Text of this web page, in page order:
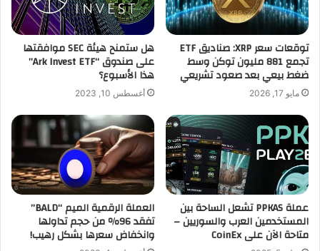
توقعات سعر XRP: صناديق ETF
تجمع 881 مليون توكن وسط
ضغط بيعي بعد صعود تشريعي
مايو 17, 2026
هل ستمنح هيئة SEC موافقتها
على صندوق “Ark Invest ETF”
هذا الأسبوع؟
أغسطس 10, 2023
عملة PPKAS تشعل الساحة بين
المستخدمين العرب والسوريين –
متاحة الآن على CoinEx
العملة الرقمية الميم “BALD”
تفقد 96٪ من حجم تداولها
وانخفاض سعرها بشكل رهيب!